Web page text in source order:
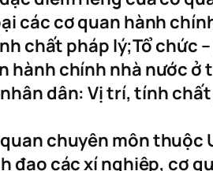
các cơ quan hành
chất pháp lý;Tổ chức
hành chính nhà nước
dân: Vị trí, tính
chuyên môn thuộc
đạo các xí nghiệp, cơ